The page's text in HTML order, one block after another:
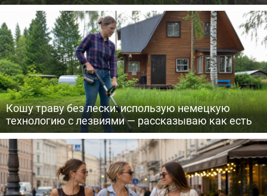
Кошу траву без лески: использую немецкую
технологию с лезвиями — рассказываю как есть